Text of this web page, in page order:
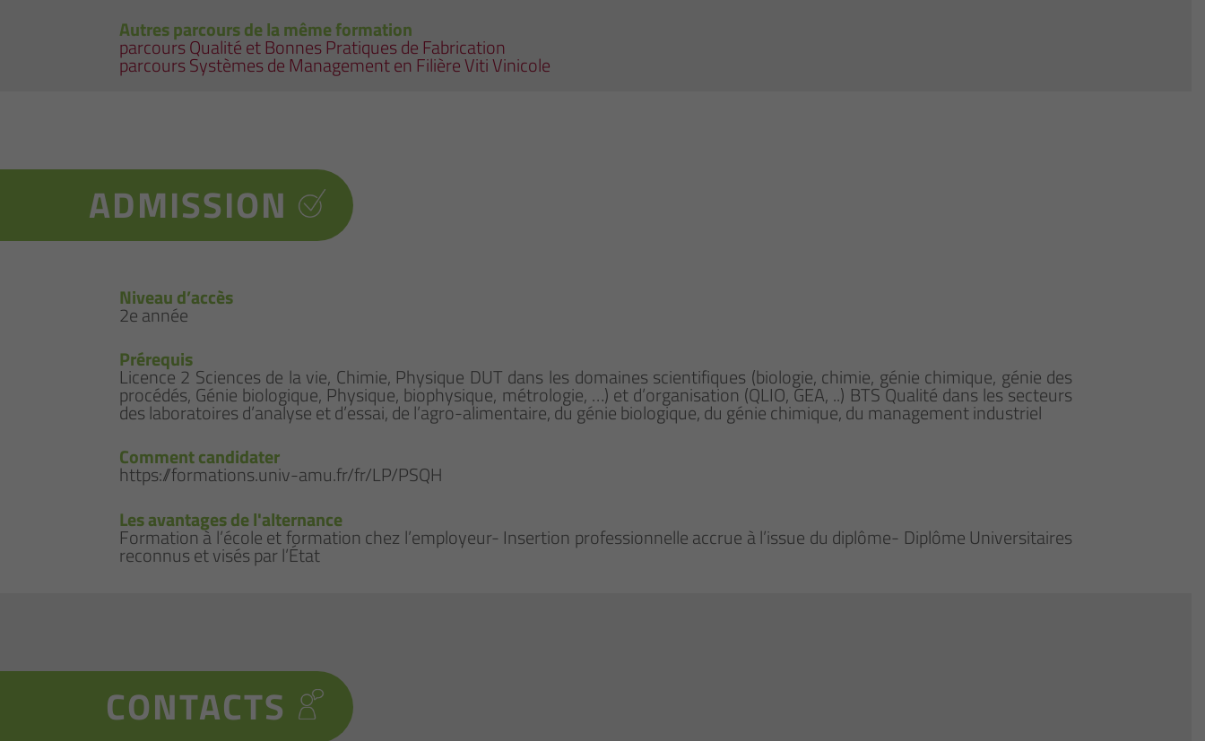
Autres parcours de la même formation
parcours Qualité et Bonnes Pratiques de Fabrication
parcours Systèmes de Management en Filière Viti Vinicole
ADMISSION
Niveau d’accès
2e année
Prérequis
Licence 2 Sciences de la vie, Chimie, Physique DUT dans les domaines scientifiques (biologie, chimie, génie chimique, génie des
procédés, Génie biologique, Physique, biophysique, métrologie, …) et d’organisation (QLIO, GEA, ..) BTS Qualité dans les secteurs
des laboratoires d’analyse et d’essai, de l’agro-alimentaire, du génie biologique, du génie chimique, du management industriel
Comment candidater
https://formations.univ-amu.fr/fr/LP/PSQH
Les avantages de l'alternance
Formation à l’école et formation chez l’employeur- Insertion professionnelle accrue à l’issue du diplôme- Diplôme Universitaires
reconnus et visés par l’État
CONTACTS